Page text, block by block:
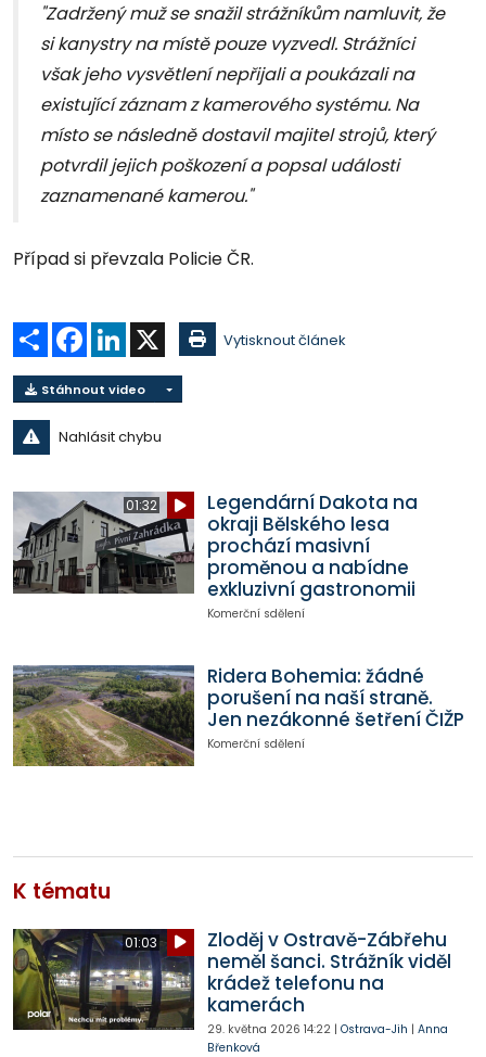
"Zadržený muž se snažil strážníkům namluvit, že
si kanystry na místě pouze vyzvedl. Strážníci
však jeho vysvětlení nepřijali a poukázali na
existující záznam z kamerového systému. Na
místo se následně dostavil majitel strojů, který
potvrdil jejich poškození a popsal události
zaznamenané kamerou."
Případ si převzala Policie ČR.
Sdílet Facebook
LinkedIn Vytisknout článek
Stáhnout video
Nahlásit chybu
01:32
Legendární Dakota na
okraji Bělského lesa
prochází masivní
proměnou a nabídne
exkluzivní gastronomii
Komerční sdělení
Ridera Bohemia: žádné
porušení na naší straně.
Jen nezákonné šetření ČIŽP
Komerční sdělení
K tématu
01:03
Zloděj v Ostravě-Zábřehu
neměl šanci. Strážník viděl
krádež telefonu na
kamerách
29. května 2026 14:22| Ostrava-Jih | Anna
Břenková